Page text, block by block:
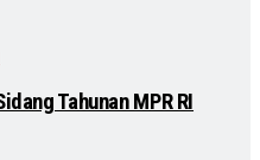
Tahunan MPR RI